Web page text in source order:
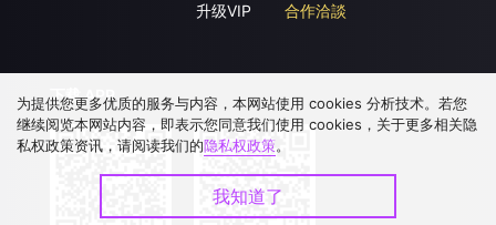
升级VIP
合作洽談
下载 APP
为提供您更多优质的服务与内容，本网站使用 cookies 分析技术。若您
继续阅览本网站内容，即表示您同意我们使用 cookies，关于更多相关隐
私权政策资讯，请阅读我们的隐私权政策。
我知道了